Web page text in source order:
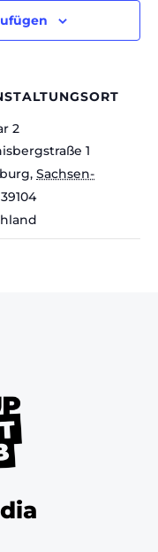
2
1
, Sachsen-
39104